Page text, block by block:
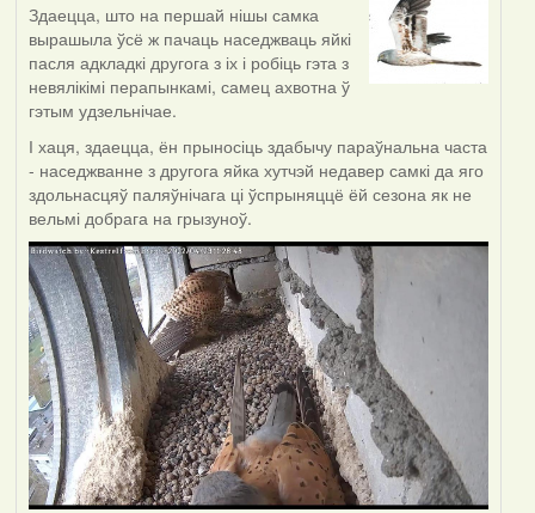
Здаецца, што на першай нішы самка
вырашыла ўсё ж пачаць наседжваць яйкі
пасля адкладкі другога з іх і робіць гэта з
невялікімі перапынкамі, самец ахвотна ў
гэтым удзельнічае.
І хаця, здаецца, ён прыносіць здабычу параўнальна часта
- наседжванне з другога яйка хутчэй недавер самкі да яго
здольнасцяў паляўнічага ці ўспрыняццё ёй сезона як не
вельмі добрага на грызуноў.